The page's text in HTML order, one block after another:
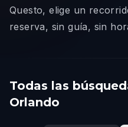
Questo, elige un
reserva, sin guía, sin
Todas las
Orlando